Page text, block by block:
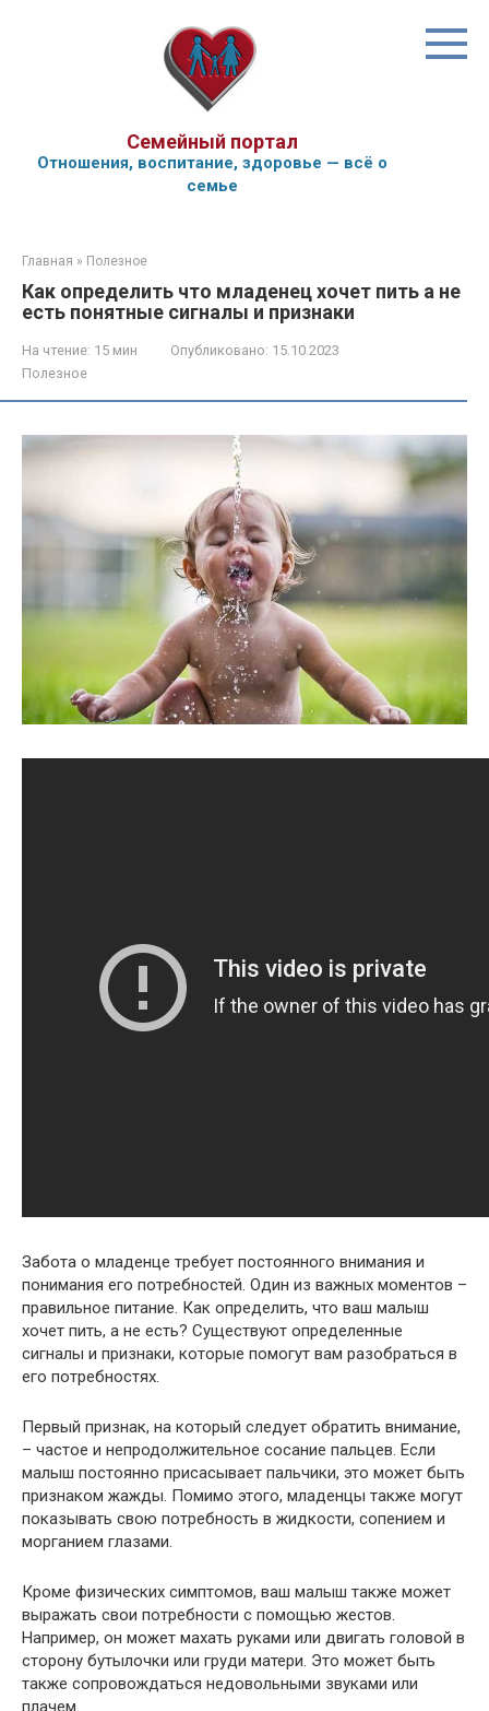
Семейный портал
Отношения, воспитание, здоровье — всё о
семье
Главная » Полезное
Как определить что младенец хочет пить а не
есть понятные сигналы и признаки
На чтение: 15 мин Опубликовано: 15.10.2023
Полезное
Забота о младенце требует постоянного внимания и
понимания его потребностей. Один из важных моментов –
правильное питание. Как определить, что ваш малыш
хочет пить, а не есть? Существуют определенные
сигналы и признаки, которые помогут вам разобраться в
его потребностях.
Первый признак, на который следует обратить внимание,
– частое и непродолжительное сосание пальцев. Если
малыш постоянно присасывает пальчики, это может быть
признаком жажды. Помимо этого, младенцы также могут
показывать свою потребность в жидкости, сопением и
морганием глазами.
Кроме физических симптомов, ваш малыш также может
выражать свои потребности с помощью жестов.
Например, он может махать руками или двигать головой в
сторону бутылочки или груди матери. Это может быть
также сопровождаться недовольными звуками или
плачем.